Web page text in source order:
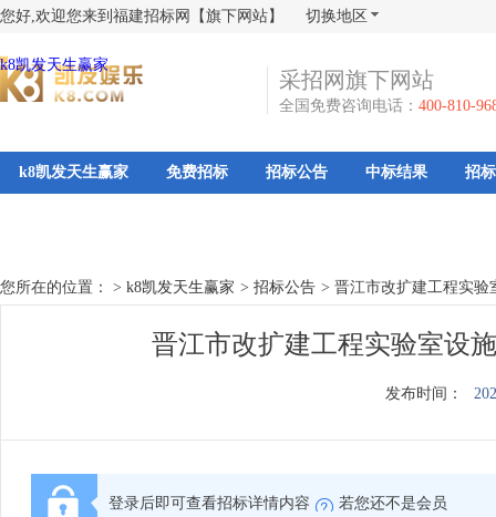
您好,欢迎您来到福建招标网【旗下网站】 切换地区
k8凯发天生赢家
采招网旗下网站
全国免费咨询电话： 400-810-
k8凯发天生赢家 免费招标 招标公告 中标结果 招
您所在的位置： > k8凯发天生赢家 > 招标公告 > 晋江市改扩建工程实验
晋江市改扩建工程实验室设
发布时间：
登录后即可查看招标详情内容 若您还不是会员